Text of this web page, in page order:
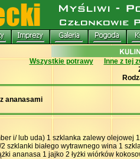
Wszystkie potrawy
Inne z tej
ananasami
i/ lub uda) 1 szklanka zalewy olejowej
szklanki białego wytrawnego wina 1
ananasa 1 jajko 2 łyżki wiórków